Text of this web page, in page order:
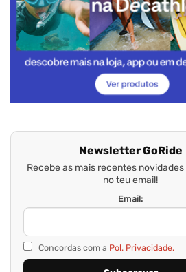
Newsletter GoRide
Recebe as mais recentes
no teu email!
Email:
Concordas com a Pol. Privacidade.